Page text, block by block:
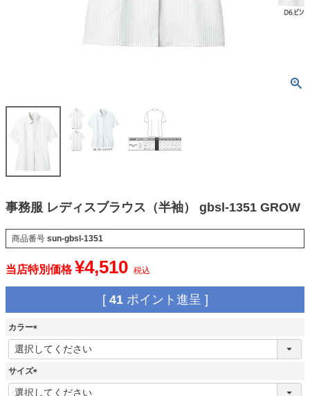
事務服 レディスブラウス（半袖） gbsl-1351 GROW
商品番号 sun-gbsl-1351
当店特別価格 ¥4,510 税込
[ 41 ポイント進呈 ]
カラー
(
必
須
サイズ
(